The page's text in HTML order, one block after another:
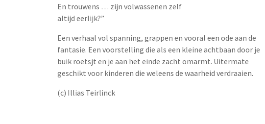
En trouwens … zijn volwassenen zelf
altijd eerlijk?”
Een verhaal vol spanning, grappen en vooral een ode aan de
fantasie. Een voorstelling die als een kleine achtbaan door je
buik roetsjt en je aan het einde zacht omarmt. Uitermate
geschikt voor kinderen die weleens de waarheid verdraaien.
(c) Illias Teirlinck